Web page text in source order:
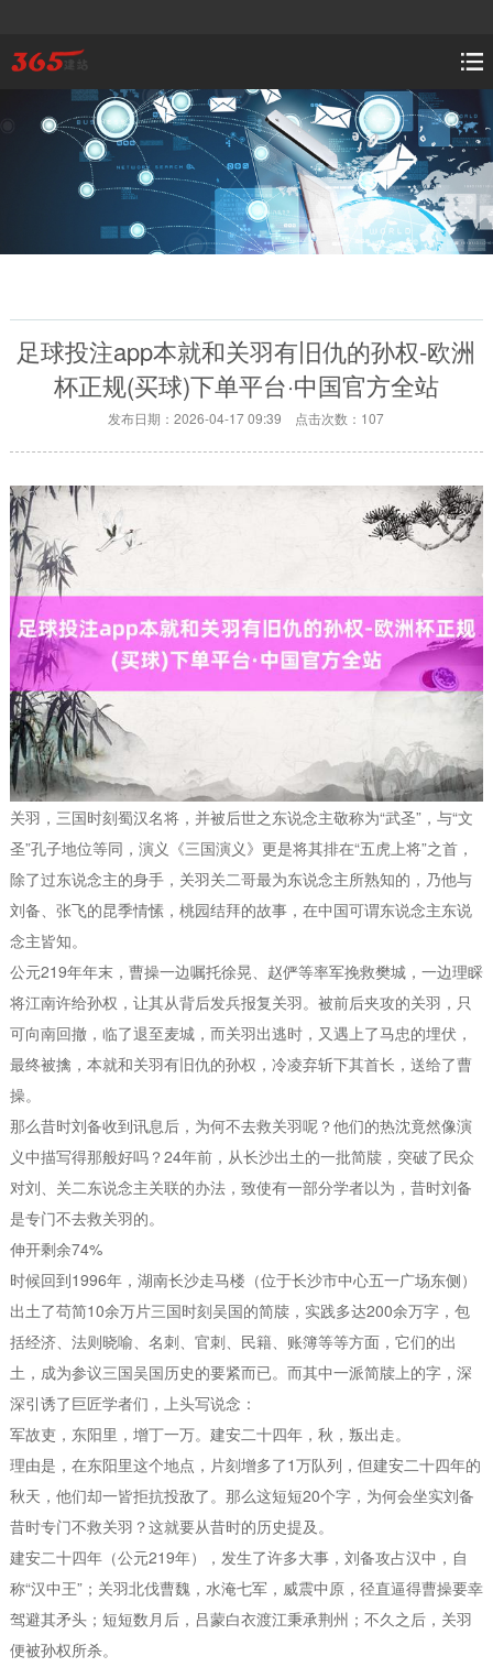
足球投注app本就和关羽有旧仇的孙权-欧洲
杯正规(买球)下单平台·中国官方全站
发布日期：2026-04-17 09:39 点击次数：107
关羽，三国时刻蜀汉名将，并被后世之东说念主敬称为“武圣”，与“文
圣”孔子地位等同，演义《三国演义》更是将其排在“五虎上将”之首，
除了过东说念主的身手，关羽关二哥最为东说念主所熟知的，乃他与
刘备、张飞的昆季情愫，桃园结拜的故事，在中国可谓东说念主东说
念主皆知。
公元219年年末，曹操一边嘱托徐晃、赵俨等率军挽救樊城，一边理睬
将江南许给孙权，让其从背后发兵报复关羽。被前后夹攻的关羽，只
可向南回撤，临了退至麦城，而关羽出逃时，又遇上了马忠的埋伏，
最终被擒，本就和关羽有旧仇的孙权，冷凌弃斩下其首长，送给了曹
操。
那么昔时刘备收到讯息后，为何不去救关羽呢？他们的热沈竟然像演
义中描写得那般好吗？24年前，从长沙出土的一批简牍，突破了民众
对刘、关二东说念主关联的办法，致使有一部分学者以为，昔时刘备
是专门不去救关羽的。
伸开剩余74%
时候回到1996年，湖南长沙走马楼（位于长沙市中心五一广场东侧）
出土了苟简10余万片三国时刻吴国的简牍，实践多达200余万字，包
括经济、法则晓喻、名刺、官刺、民籍、账簿等等方面，它们的出
土，成为参议三国吴国历史的要紧而已。而其中一派简牍上的字，深
深引诱了巨匠学者们，上头写说念：
军故吏，东阳里，增丁一万。建安二十四年，秋，叛出走。
理由是，在东阳里这个地点，片刻增多了1万队列，但建安二十四年的
秋天，他们却一皆拒抗投敌了。那么这短短20个字，为何会坐实刘备
昔时专门不救关羽？这就要从昔时的历史提及。
建安二十四年（公元219年），发生了许多大事，刘备攻占汉中，自
称“汉中王”；关羽北伐曹魏，水淹七军，威震中原，径直逼得曹操要幸
驾避其矛头；短短数月后，吕蒙白衣渡江秉承荆州；不久之后，关羽
便被孙权所杀。